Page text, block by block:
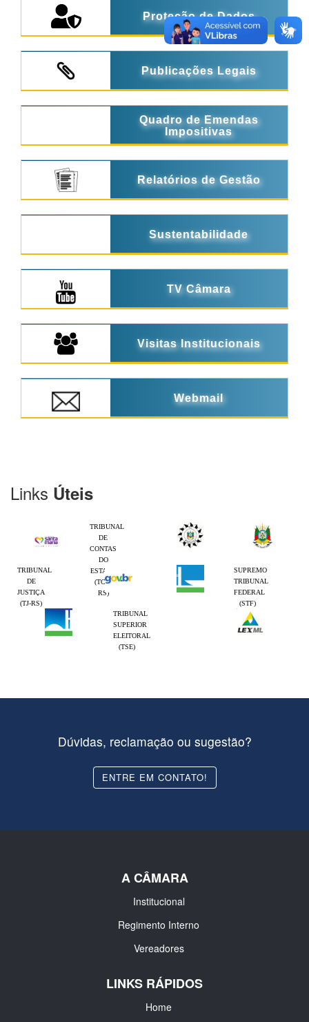
Proteção de Dados
Publicações Legais
Quadro de Emendas
Impositivas
Relatórios de Gestão
Sustentabilidade
TV Câmara
Visitas Institucionais
Webmail
Links Úteis
TRIBUNAL
DE
CONTAS
DO
ESTADO
(TCE-
RS)
TRIBUNAL
DE
JUSTIÇA
(TJ-RS)
SUPREMO
TRIBUNAL
FEDERAL
(STF)
TRIBUNAL
SUPERIOR
ELEITORAL
(TSE)
Dúvidas, reclamação ou sugestão?
ENTRE EM CONTATO!
A CÂMARA
Institucional
Regimento Interno
Vereadores
LINKS RÁPIDOS
Home